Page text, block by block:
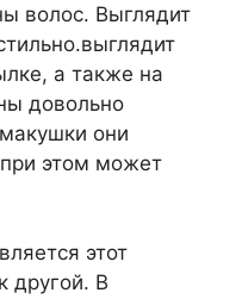
волос. Выглядит
а также на
довольно
они
этом может
этот
другой. В